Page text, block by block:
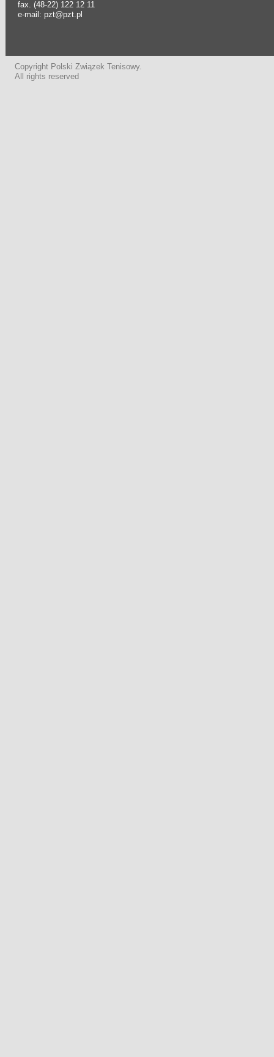
fax. (48-22) 122 12 11
e-mail: pzt@pzt.pl
Copyright Polski Związek Tenisowy.
All rights reserved